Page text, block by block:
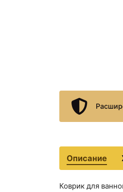
Описание
Коврик для